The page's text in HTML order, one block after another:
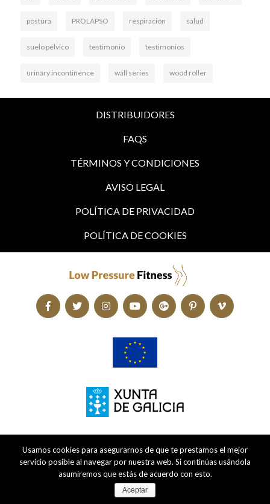
postura PROLAPSO respiración salud
suelo pélvico testimonio testimonios
urinary incontinence wall series wood roller
DISTRIBUIDORES
FAQS
TÉRMINOS Y CONDICIONES
AVISO LEGAL
POLÍTICA DE PRIVACIDAD
POLÍTICA DE COOKIES
Usamos cookies para asegurarnos de que te prestamos el mejor
servicio posible al navegar por nuestra web. Si continúas usándola
asumiremos que estás de acuerdo con esto.
Aceptar